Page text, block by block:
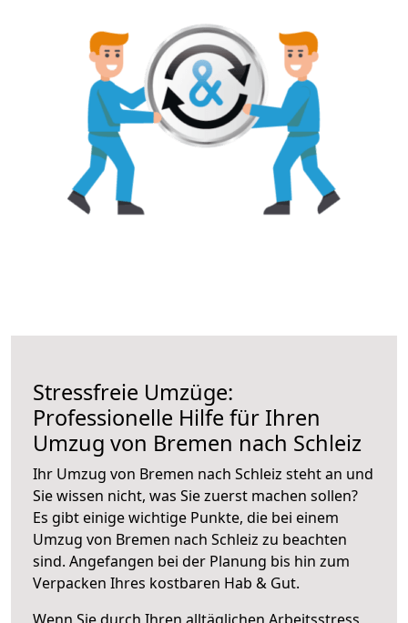
Stressfreie Umzüge:
Professionelle Hilfe für Ihren
Umzug von Bremen nach Schleiz
Ihr Umzug von Bremen nach Schleiz steht an und
Sie wissen nicht, was Sie zuerst machen sollen?
Es gibt einige wichtige Punkte, die bei einem
Umzug von Bremen nach Schleiz zu beachten
sind. Angefangen bei der Planung bis hin zum
Verpacken Ihres kostbaren Hab & Gut.